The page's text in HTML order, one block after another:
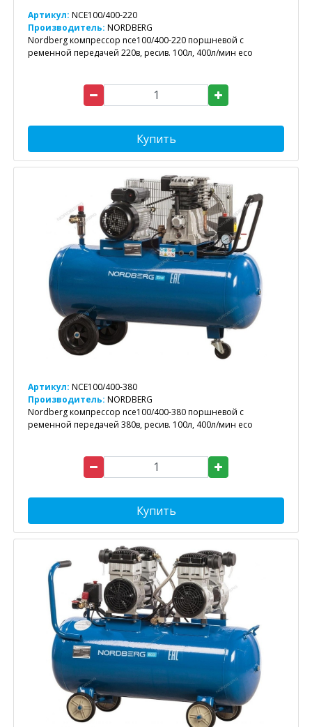
Артикул: NCE100/400-220
Производитель: NORDBERG
Nordberg компрессор nce100/400-220 поршневой с
ременной передачей 220в, ресив. 100л, 400л/мин eco
Купить
Артикул: NCE100/400-380
Производитель: NORDBERG
Nordberg компрессор nce100/400-380 поршневой с
ременной передачей 380в, ресив. 100л, 400л/мин eco
Купить